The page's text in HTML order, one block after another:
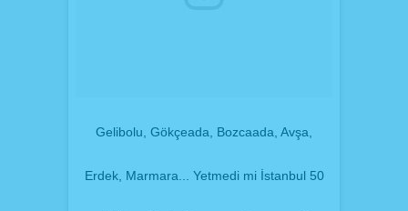
Gelibolu, Gökçeada, Bozcaada, Avşa,
Erdek, Marmara... Yetmedi mi İstanbul 50